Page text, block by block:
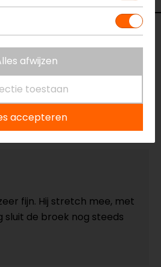
fijn. Hij stretch mee, met
sluit de broek nog steeds
afwijzen
toestaan
accepteren